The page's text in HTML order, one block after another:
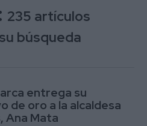
235 artículos
búsqueda
entrega su
de oro a la alcaldesa
Ana Mata